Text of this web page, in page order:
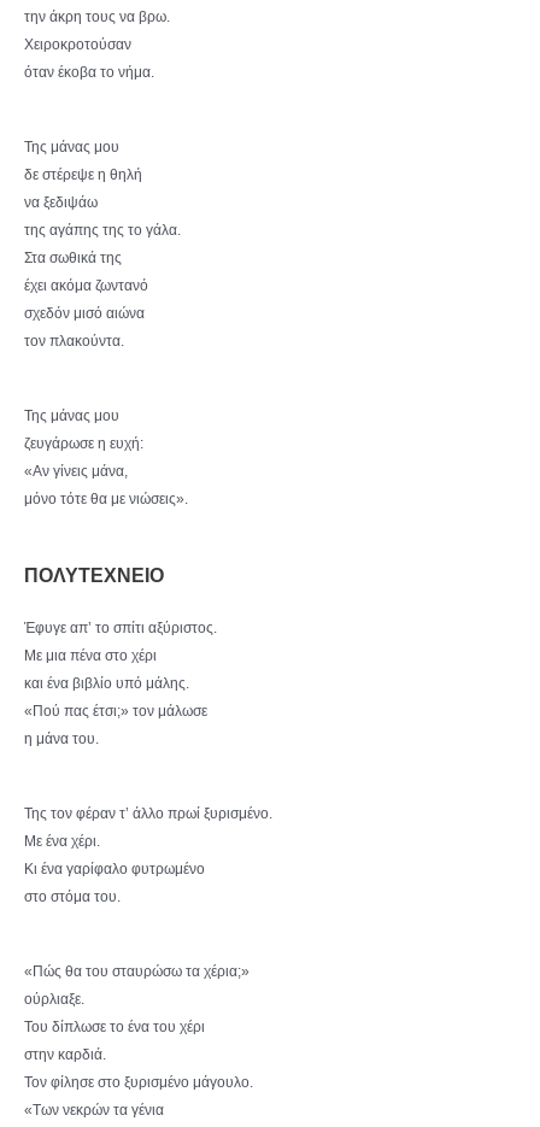
την άκρη τους να βρω.
Χειροκροτούσαν
όταν έκοβα το νήμα.
Της μάνας μου
δε στέρεψε η θηλή
να ξεδιψάω
της αγάπης της το γάλα.
Στα σωθικά της
έχει ακόμα ζωντανό
σχεδόν μισό αιώνα
τον πλακούντα.
Της μάνας μου
ζευγάρωσε η ευχή:
«Αν γίνεις μάνα,
μόνο τότε θα με νιώσεις».
ΠΟΛΥΤΕΧΝΕΙΟ
Έφυγε απ’ το σπίτι αξύριστος.
Με μια πένα στο χέρι
και ένα βιβλίο υπό μάλης.
«Πού πας έτσι;» τον μάλωσε
η μάνα του.
Της τον φέραν τ’ άλλο πρωί ξυρισμένο.
Με ένα χέρι.
Κι ένα γαρίφαλο φυτρωμένο
στο στόμα του.
«Πώς θα του σταυρώσω τα χέρια;»
ούρλιαξε.
Του δίπλωσε το ένα του χέρι
στην καρδιά.
Τον φίλησε στο ξυρισμένο μάγουλο.
«Των νεκρών τα γένια